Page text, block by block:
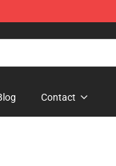
Contact